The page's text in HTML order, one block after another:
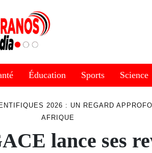
Éducation Sports Science
2026 : UN REGARD
AFRIQUE
lance ses